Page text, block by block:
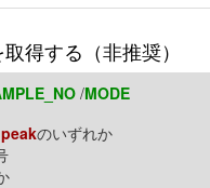
得する（非推奨）
/MODE
peakのいずれか